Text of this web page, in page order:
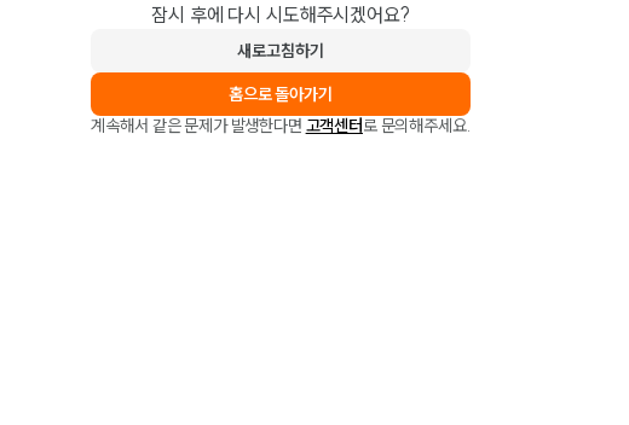
잠시 후에 다시 시도해주시겠어요?
새로고침하기
홈으로 돌아가기
계속해서 같은 문제가 발생한다면 고객센터로 문의해주세요.